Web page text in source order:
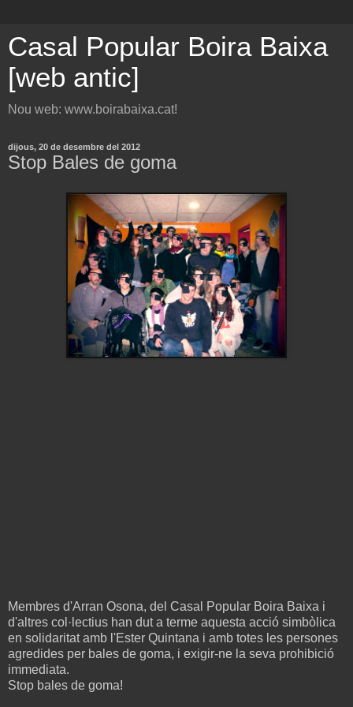
Casal Popular Boira Baixa
[web antic]
Nou web: www.boirabaixa.cat!
dijous, 20 de desembre del 2012
Stop Bales de goma
Membres d'Arran Osona, del Casal Popular Boira Baixa i
d'altres col·lectius han dut a terme aquesta acció simbòlica
en solidaritat amb l'Ester Quintana i amb totes les persones
agredides per bales de goma, i exigir-ne la seva prohibició
immediata.
Stop bales de goma!